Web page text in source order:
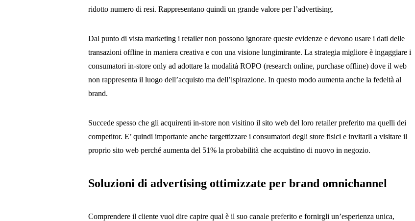
ridotto numero di resi. Rappresentano quindi un grande valore per l’advertising.
Dal punto di vista marketing i retailer non possono ignorare queste evidenze e devono usare i dati delle
transazioni offline in maniera creativa e con una visione lungimirante. La strategia migliore è ingaggiare i
consumatori in-store only ad adottare la modalità ROPO (research online, purchase offline) dove il web
non rappresenta il luogo dell’acquisto ma dell’ispirazione. In questo modo aumenta anche la fedeltà al
brand.
Succede spesso che gli acquirenti in-store non visitino il sito web del loro retailer preferito ma quelli dei
competitor. E’ quindi importante anche targettizzare i consumatori degli store fisici e invitarli a visitare il
proprio sito web perché aumenta del 51% la probabilità che acquistino di nuovo in negozio.
Soluzioni di advertising ottimizzate per brand omnichannel
Comprendere il cliente vuol dire capire qual è il suo canale preferito e fornirgli un’esperienza unica,